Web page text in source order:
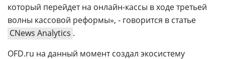
который перейдет на онлайн-кассы в ходе третьей
волны кассовой реформы», - говорится в статье
CNews Analytics .
OFD.ru на данный момент создал экосистему